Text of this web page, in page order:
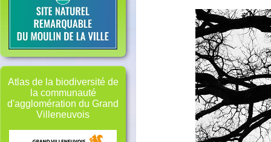
Atlas de la biodiversité de
la communauté
d'agglomération du Grand
Villeneuvois